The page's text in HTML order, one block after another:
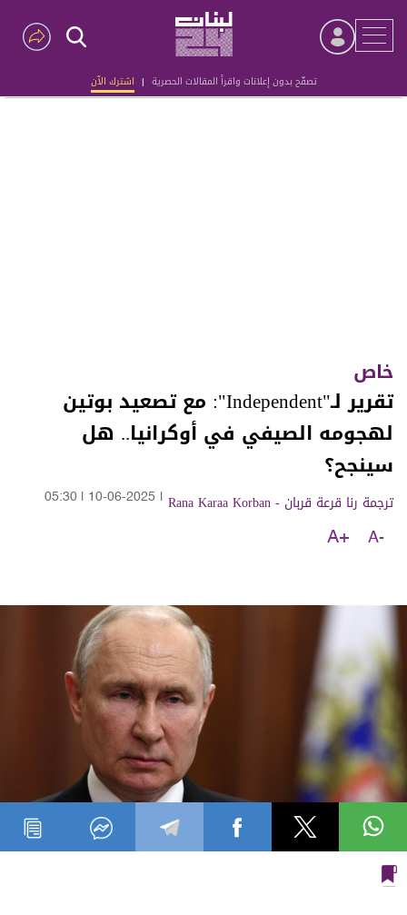
تصفّح بدون إعلانات واقرأ المقالات الحصرية | اشترك الآن
Advertisement
خاص
تقرير لـ"Independent": مع تصعيد بوتين
لهجومه الصيفي في أوكرانيا.. هل
سينجح؟
ترجمة رنا قرعة قربان - Rana Karaa Korban 10-06-2025
05:30
A-
A+